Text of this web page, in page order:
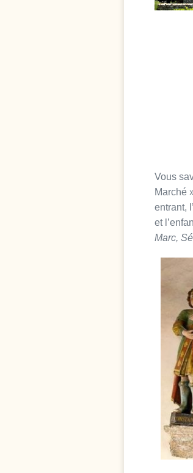
Vous
Marché
entrant,
et
Marc,